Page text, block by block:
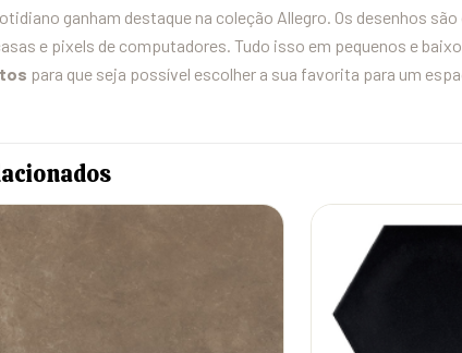
ganham destaque na coleção Allegro. Os desenhos
e pixels de computadores. Tudo isso em pequenos e
para que seja possível escolher a sua favorita para um